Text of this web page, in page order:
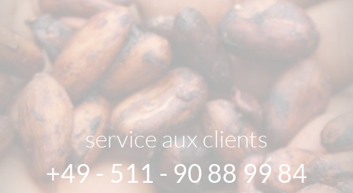
service aux clients
+49 - 511 - 90 88 99 84